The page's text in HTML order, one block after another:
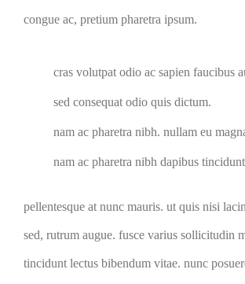
congue ac, pretium pharetra ipsum.
cras volutpat odio ac sapien faucibus
sed consequat odio quis dictum.
nam ac pharetra nibh. nullam eu
nam ac pharetra nibh dapibus
pellentesque at nunc mauris. ut quis nisi
sed, rutrum augue. fusce varius sollicitudin
tincidunt lectus bibendum vitae. nunc